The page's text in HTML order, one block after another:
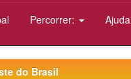
Percorrer: Ajuda
do Brasil